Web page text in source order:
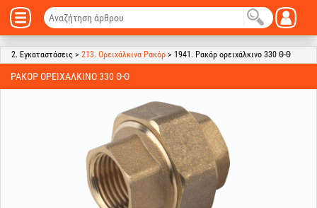
2. Εγκαταστάσεις > 213. Ορειχάλκινα Ρακόρ > 1941. Ρακόρ ορειχάλκινο 330 Θ-Θ
ΡΑΚΌΡ ΟΡΕΙΧΆΛΚΙΝΟ 330 Θ-Θ